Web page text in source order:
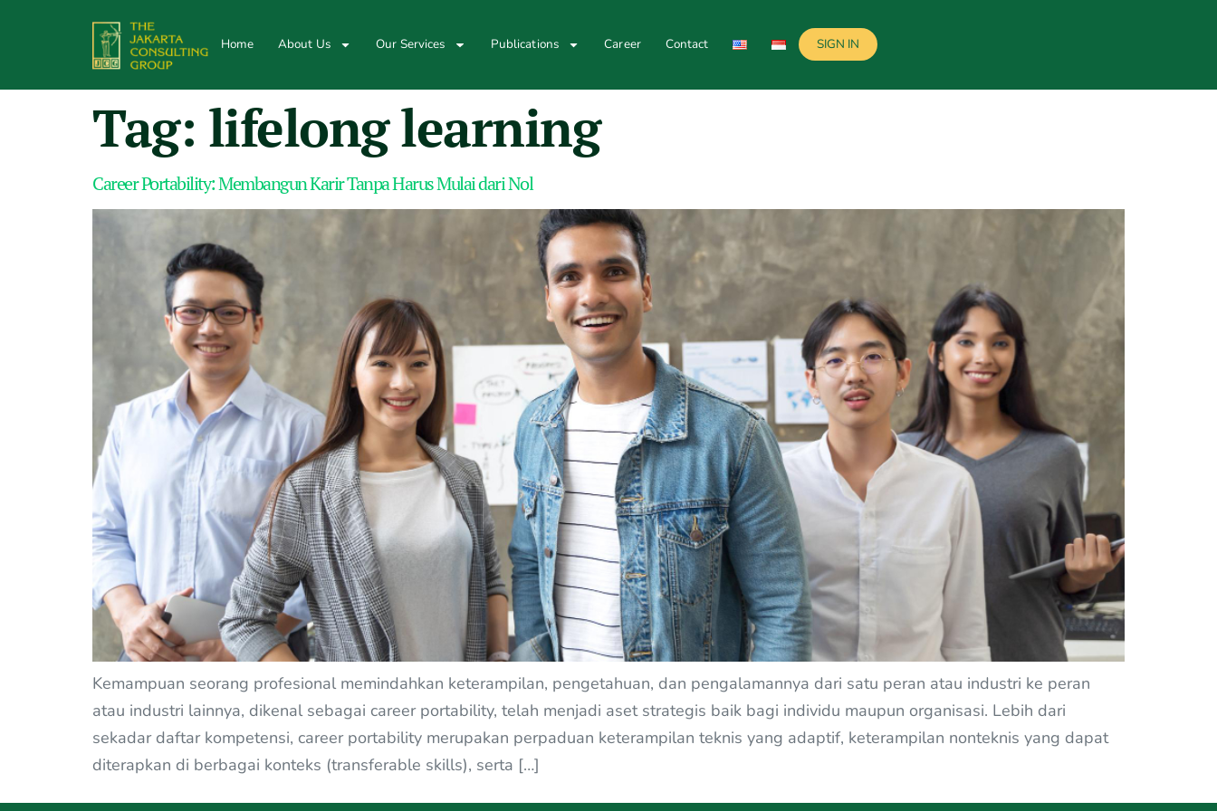
Home About Us Our Services Publications Career Contact SIGN IN
Tag: lifelong learning
Career Portability: Membangun Karir Tanpa Harus Mulai dari Nol
Kemampuan seorang profesional memindahkan keterampilan, pengetahuan, dan pengalamannya dari satu peran atau industri ke peran
atau industri lainnya, dikenal sebagai career portability, telah menjadi aset strategis baik bagi individu maupun organisasi. Lebih dari
sekadar daftar kompetensi, career portability merupakan perpaduan keterampilan teknis yang adaptif, keterampilan nonteknis yang dapat
diterapkan di berbagai konteks (transferable skills), serta […]